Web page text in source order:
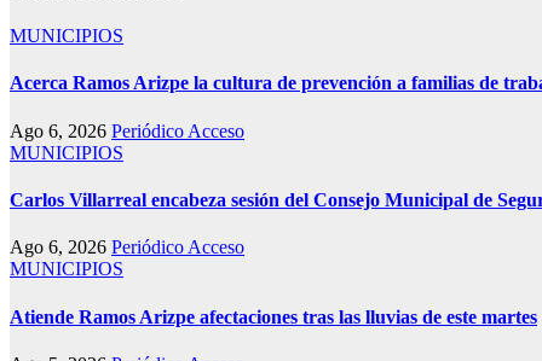
MUNICIPIOS
Acerca Ramos Arizpe la cultura de prevención a familias de
Ago 6, 2026 Periódico Acceso
MUNICIPIOS
Carlos Villarreal encabeza sesión del Consejo Municipal de
Ago 6, 2026 Periódico Acceso
MUNICIPIOS
Atiende Ramos Arizpe afectaciones tras las lluvias de este martes